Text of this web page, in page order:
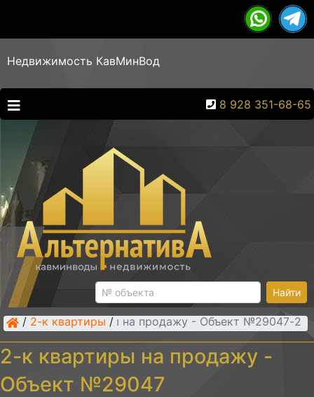
Недвижимость КавМинВод
8 928 351-68-65
Найти
/ 2-к квартиры / 2-к квартиры на продажу - Объект №29047
2-к квартиры на продажу -
Объект №29047